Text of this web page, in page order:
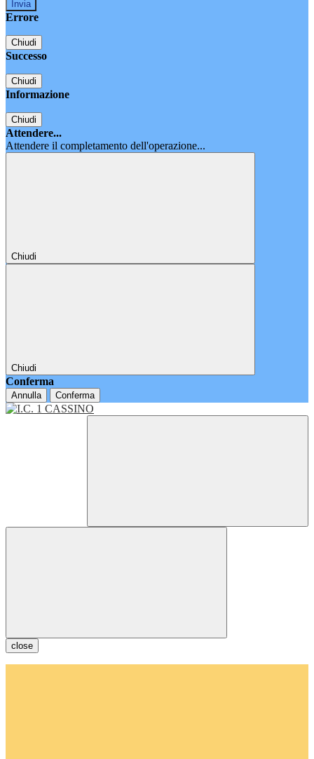
Errore
Chiudi
Successo
Chiudi
Informazione
Chiudi
Attendere...
Attendere il completamento dell'operazione...
Chiudi
Chiudi
Conferma
Annulla Conferma
close